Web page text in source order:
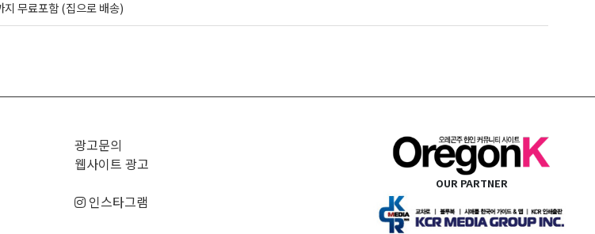
무료포함 (집으로 배송)
광고문의
웹사이트 광고
인스타그램
OUR PARTNER